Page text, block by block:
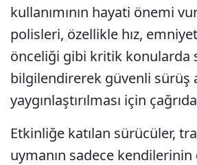
kullanımının hayati önemi
polisleri, özellikle hız,
önceliği gibi kritik konularda
bilgilendirerek güvenli sürüş
yaygınlaştırılması için
Etkinliğe katılan sürücüler,
uymanın sadece